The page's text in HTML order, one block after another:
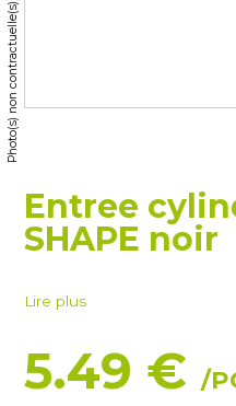
Photo(s) non contractuelle(s)
Entree
SHAPE noir
Lire plus
5.49 €/